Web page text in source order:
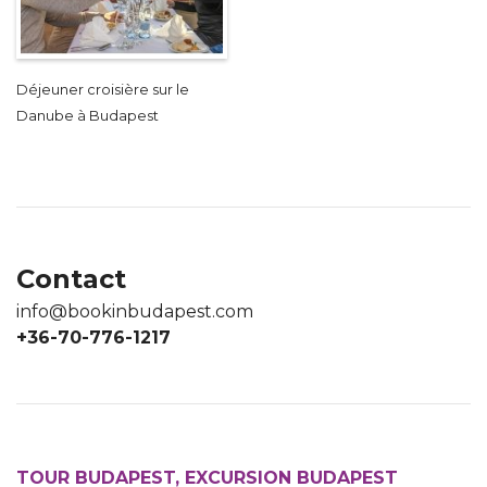
Déjeuner croisière sur le
Danube à Budapest
Contact
info@bookinbudapest.com
+36-70-776-1217
TOUR BUDAPEST, EXCURSION BUDAPEST